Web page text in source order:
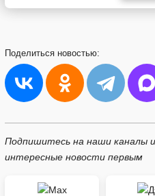
Поделиться новостью:
Подпишитесь на наши каналы
интересные новости первым